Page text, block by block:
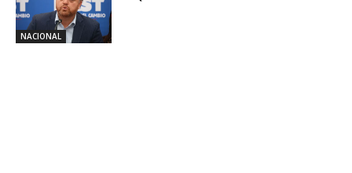
NACIONAL